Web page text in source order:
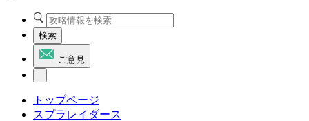
検索
ご意見
トップページ
スプラレイダース